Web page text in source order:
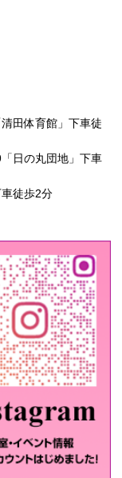
田体育館」下車徒
日の丸団地」下車
徒歩2分